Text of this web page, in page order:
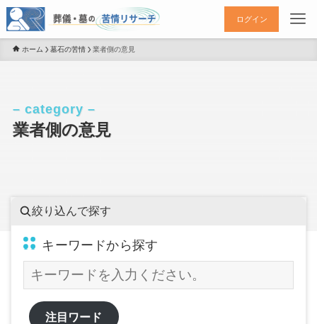
ログイン
ホーム 墓石の苦情 業者側の意見
業者側の意見
– category –
絞り込んで探す
キーワードから探す
注目ワード